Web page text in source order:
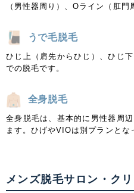
（男性器周り）、Oライン（肛門
うで毛脱毛
ひじ上（肩先からひじ）、ひじ
での脱毛です。
全身脱毛
全身脱毛は、基本的に男性器周
ます。ひげやVIOは別プランとな
メンズ脱毛サロン・ク